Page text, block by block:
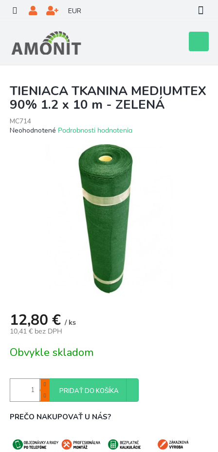
obsah
EUR
košík
TIENIACA TKANINA MEDIUMTEX
90% 1.2 x 10 m - ZELENÁ
MC714
Priemerné
Neohodnotené Podrobnosti hodnotenia
12,80 € / ks
10,41 € bez DPH
cena:
Obvykle skladom
PRIDAŤ DO KOŠÍKA
PREČO NAKUPOVAŤ U NÁS?